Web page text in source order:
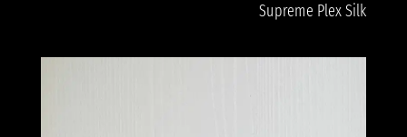
Supreme Plex Silk